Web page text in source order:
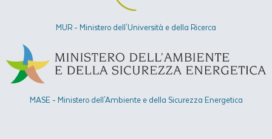
MUR - Ministero dell'Università e della Ricerca
MASE - Ministero dell'Ambiente e della Sicurezza Energetica​